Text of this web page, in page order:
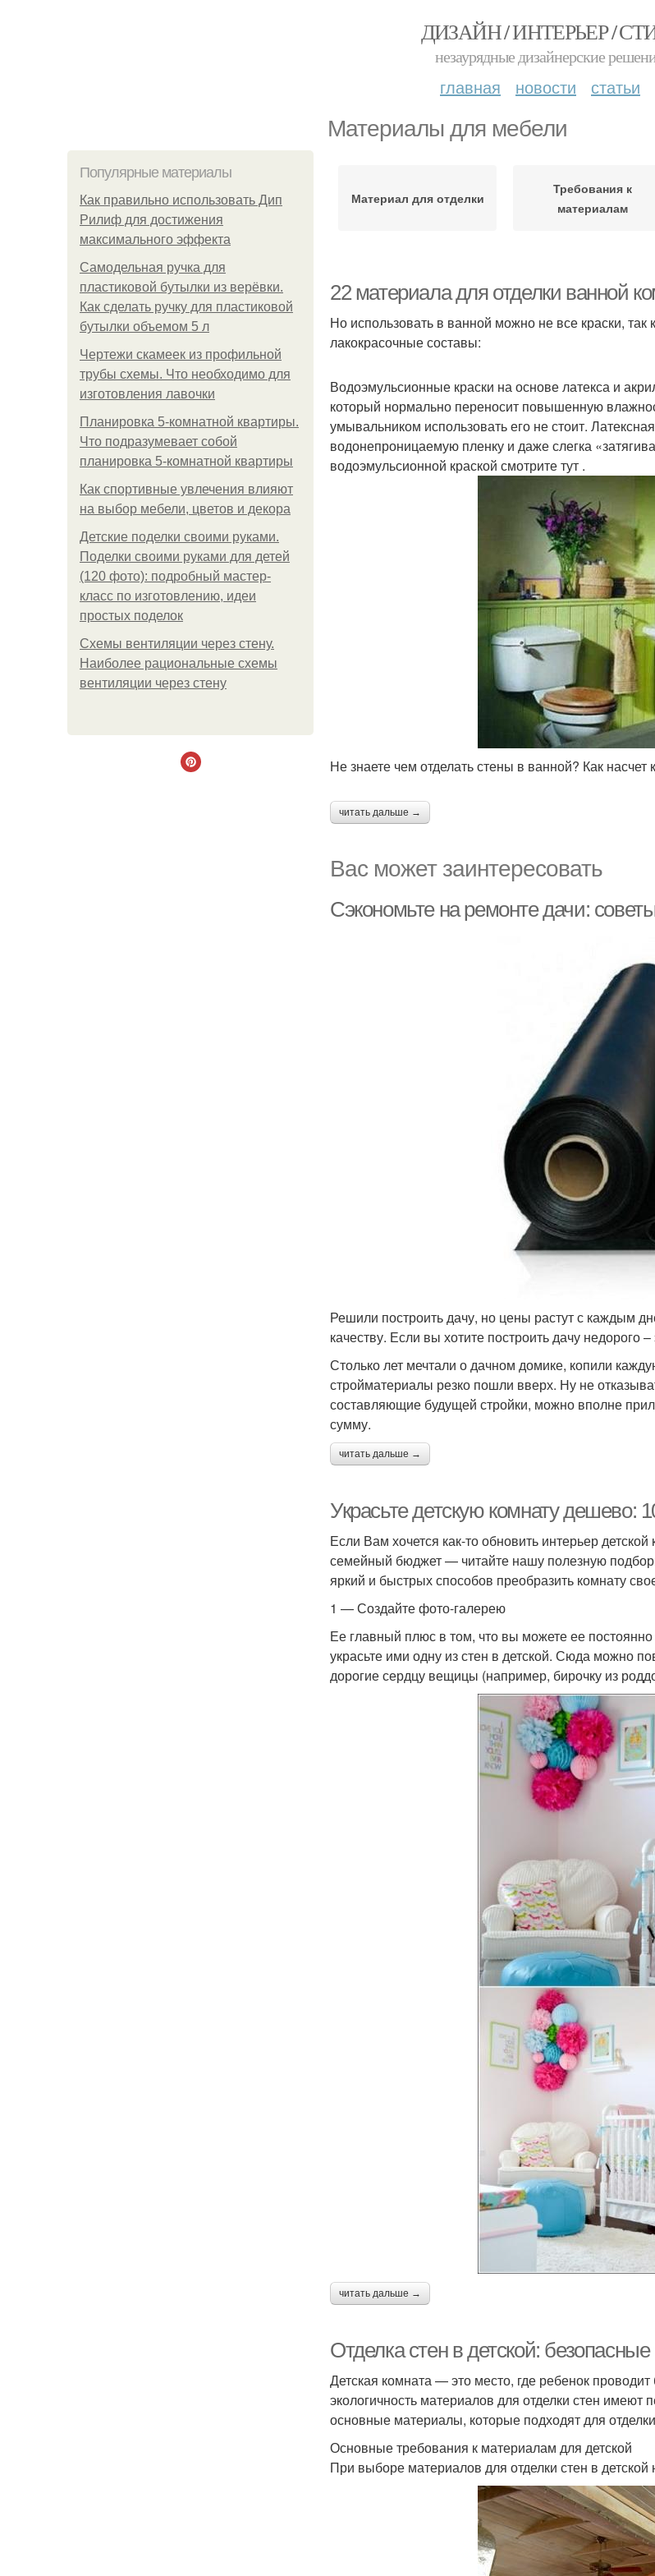
ДИЗАЙН / ИНТЕРЬЕР /
незаурядные дизайнерские
главная новости статьи
Материалы для мебели
Популярные материалы
Как правильно использовать Дип
Рилиф для достижения
максимального эффекта
Самодельная ручка для
пластиковой бутылки из верёвки.
Как сделать ручку для пластиковой
бутылки объемом 5 л
Чертежи скамеек из профильной
трубы схемы. Что необходимо для
изготовления лавочки
Планировка 5-комнатной квартиры.
Что подразумевает собой
планировка 5-комнатной квартиры
Как спортивные увлечения влияют
на выбор мебели, цветов и декора
Детские поделки своими руками.
Поделки своими руками для детей
(120 фото): подробный мастер-
класс по изготовлению, идеи
простых поделок
Схемы вентиляции через стену.
Наиболее рациональные схемы
вентиляции через стену
Материал для отделки
Требования к
материалам
22 материала для отделки ванной
Но использовать в ванной можно не все краски,
лакокрасочные составы:
Водоэмульсионные краски на основе латекса и
который нормально переносит повышенную
умывальником использовать его не стоит.
водонепроницаемую пленку и даже слегка
водоэмульсионной краской смотрите тут .
Не знаете чем отделать стены в ванной? Как насчет
читать дальше →
Вас может заинтересовать
Сэкономьте на ремонте дачи:
Решили построить дачу, но цены растут с каждым
качеству. Если вы хотите построить дачу недорого –
Столько лет мечтали о дачном домике, копили
стройматериалы резко пошли вверх. Ну не
составляющие будущей стройки, можно вполне
сумму.
читать дальше →
Украсьте детскую комнату дешево:
Если Вам хочется как-то обновить интерьер
семейный бюджет — читайте нашу полезную
яркий и быстрых способов преобразить комнату
1 — Создайте фото-галерею
Ее главный плюс в том, что вы можете ее
украсьте ими одну из стен в детской. Сюда можно
дорогие сердцу вещицы (например, бирочку из
читать дальше →
Отделка стен в детской:
Детская комната — это место, где ребенок
экологичность материалов для отделки стен
основные материалы, которые подходят для
Основные требования к материалам для детской
При выборе материалов для отделки стен в